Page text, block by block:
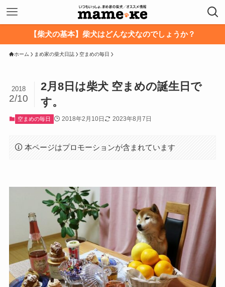
【柴犬の基本】柴犬はどんな犬なのでしょうか？
ホーム まめ家の柴犬日誌 空まめの毎日
2月8日は柴犬 空まめの誕生日で
す。
2018
2/10
空まめの毎日 2018年2月10日 2023年8月7日
本ページはプロモーションが含まれています